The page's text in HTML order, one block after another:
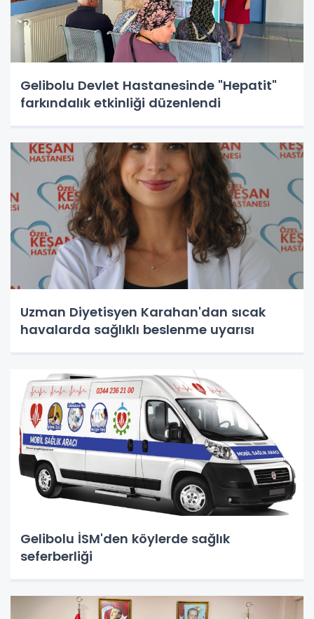
Gelibolu Devlet Hastanesinde "Hepatit"
farkındalık etkinliği düzenlendi
Uzman Diyetisyen Karahan'dan sıcak
havalarda sağlıklı beslenme uyarısı
Gelibolu İSM'den köylerde sağlık
seferberliği